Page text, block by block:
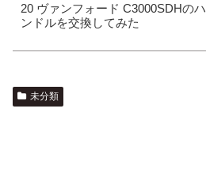
20 ヴァンフォード C3000SDHのハ
ンドルを交換してみた
未分類